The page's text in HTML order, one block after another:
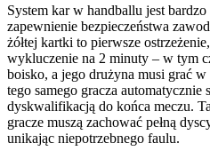
System kar w handballu jest
zapewnienie bezpieczeństwa
żółtej kartki to pierwsze
wykluczenie na 2 minuty – w tym
boisko, a jego drużyna musi grać
tego samego gracza
dyskwalifikacją do końca meczu.
gracze muszą zachować pełną
unikając niepotrzebnego faulu.